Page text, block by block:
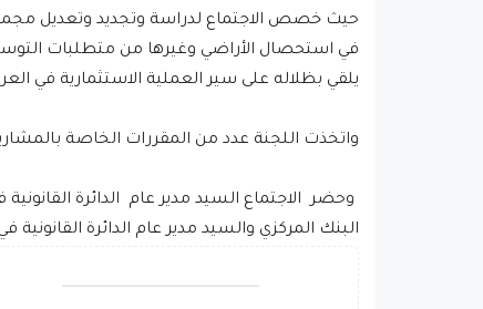
حيث خصص الاجتماع لدراسة وتجديد وتعديل
في استحصال الأراضي وغيرها من متطلبات
يلقي بظلاله على سير العملية الاستثمارية في
واتخذت اللجنة عدد من المقررات الخاصة
وحضر الاجتماع السيد مدير عام الدائرة
البنك المركزي والسيد مدير عام الدائرة القانونية